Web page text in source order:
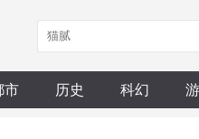
市 历史 科幻